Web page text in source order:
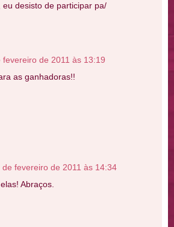
eu desisto de participar pa/
fevereiro de 2011 às 13:19
as ganhadoras!!
de fevereiro de 2011 às 14:34
Abraços.